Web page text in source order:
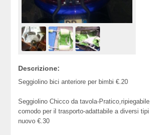
Descrizione:
Seggiolino bici anteriore per bimbi €.20
Seggiolino Chicco da tavola-
comodo per il trasporto-adattabile a diversi
nuovo €.30